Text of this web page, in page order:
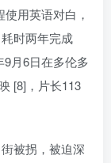
用英语对白，
时两年完成
9月6日在多伦多
[8]，片长113
被拐，被迫深